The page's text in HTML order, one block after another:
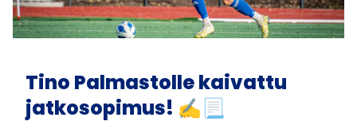
Tino Palmastolle kaivattu
jatkosopimus! ✍📃